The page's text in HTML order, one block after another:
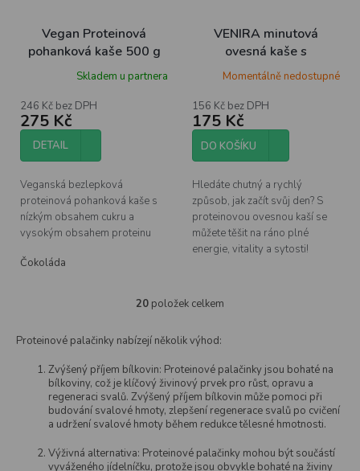
Vegan Proteinová
pohanková kaše 500 g
Skladem u partnera
246 Kč bez DPH
275 Kč
DETAIL
Veganská bezlepková
proteinová pohanková kaše s
nízkým obsahem cukru a
vysokým obsahem proteinu
Čokoláda
VENIRA minutová
ovesná kaše s
proteinem, coconut
Momentálně nedostupné
156 Kč bez DPH
175 Kč
DO KOŠÍKU
Hledáte chutný a rychlý
způsob, jak začít svůj den? S
proteinovou ovesnou kaší se
můžete těšit na ráno plné
energie, vitality a sytosti!
O
l
d
a
c
í
p
r
v
20 položek celkem
Proteinové palačinky nabízejí několik výhod:
Zvýšený příjem bílkovin: Proteinové palačinky jsou bohaté na
bílkoviny, což je klíčový živinový prvek pro růst, opravu a
regeneraci svalů. Zvýšený příjem bílkovin může pomoci při
budování svalové hmoty, zlepšení regenerace svalů po cvičení
a udržení svalové hmoty během redukce tělesné hmotnosti.
Výživná alternativa: Proteinové palačinky mohou být součástí
vyváženého jídelníčku, protože jsou obvykle bohaté na živiny